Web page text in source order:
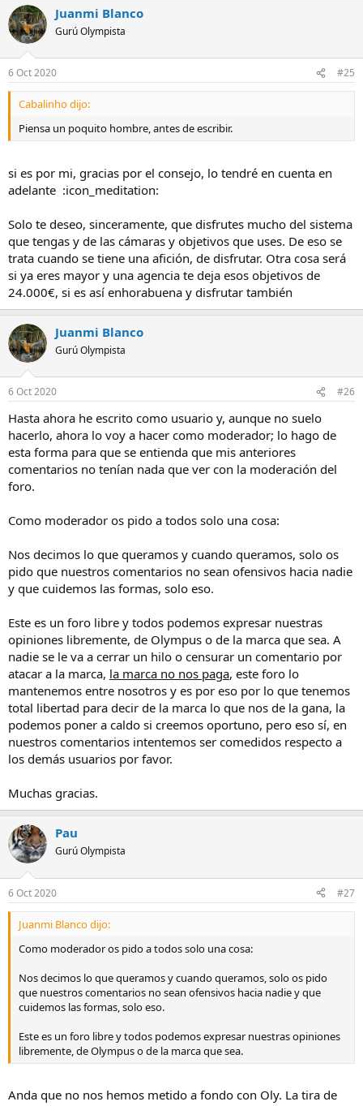
Juanmi Blanco
Gurú Olympista
6 Oct 2020 #25
Cabalinho dijo:
Piensa un poquito hombre, antes de escribir.
si es por mi, gracias por el consejo, lo tendré en cuenta en
adelante :icon_meditation:
Solo te deseo, sinceramente, que disfrutes mucho del sistema
que tengas y de las cámaras y objetivos que uses. De eso se
trata cuando se tiene una afición, de disfrutar. Otra cosa será
si ya eres mayor y una agencia te deja esos objetivos de
24.000€, si es así enhorabuena y disfrutar también
Juanmi Blanco
Gurú Olympista
6 Oct 2020 #26
Hasta ahora he escrito como usuario y, aunque no suelo
hacerlo, ahora lo voy a hacer como moderador; lo hago de
esta forma para que se entienda que mis anteriores
comentarios no tenían nada que ver con la moderación del
foro.
Como moderador os pido a todos solo una cosa:
Nos decimos lo que queramos y cuando queramos, solo os
pido que nuestros comentarios no sean ofensivos hacia nadie
y que cuidemos las formas, solo eso.
Este es un foro libre y todos podemos expresar nuestras
opiniones libremente, de Olympus o de la marca que sea. A
nadie se le va a cerrar un hilo o censurar un comentario por
atacar a la marca, la marca no nos paga, este foro lo
mantenemos entre nosotros y es por eso por lo que tenemos
total libertad para decir de la marca lo que nos de la gana, la
podemos poner a caldo si creemos oportuno, pero eso sí, en
nuestros comentarios intentemos ser comedidos respecto a
los demás usuarios por favor.
Muchas gracias.
Pau
Gurú Olympista
6 Oct 2020 #27
Juanmi Blanco dijo:
Como moderador os pido a todos solo una cosa:
Nos decimos lo que queramos y cuando queramos, solo os pido
que nuestros comentarios no sean ofensivos hacia nadie y que
cuidemos las formas, solo eso.
Este es un foro libre y todos podemos expresar nuestras opiniones
libremente, de Olympus o de la marca que sea.
Anda que no nos hemos metido a fondo con Oly. La tira de